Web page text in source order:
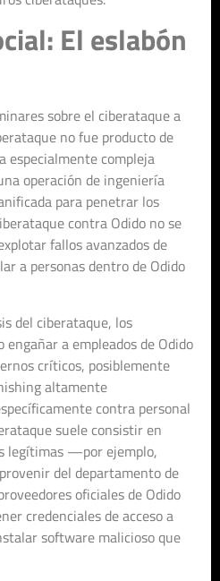
El eslabón
sobre el ciberataque a
no fue producto de
especialmente compleja
operación de ingeniería
para penetrar los
contra Odido no se
fallos avanzados de
a personas dentro de Odido
del ciberataque, los
a empleados de Odido
críticos, posiblemente
altamente
contra personal
suele consistir en
legítimas —por ejemplo,
del departamento de
oficiales de Odido
credenciales de acceso a
software malicioso que